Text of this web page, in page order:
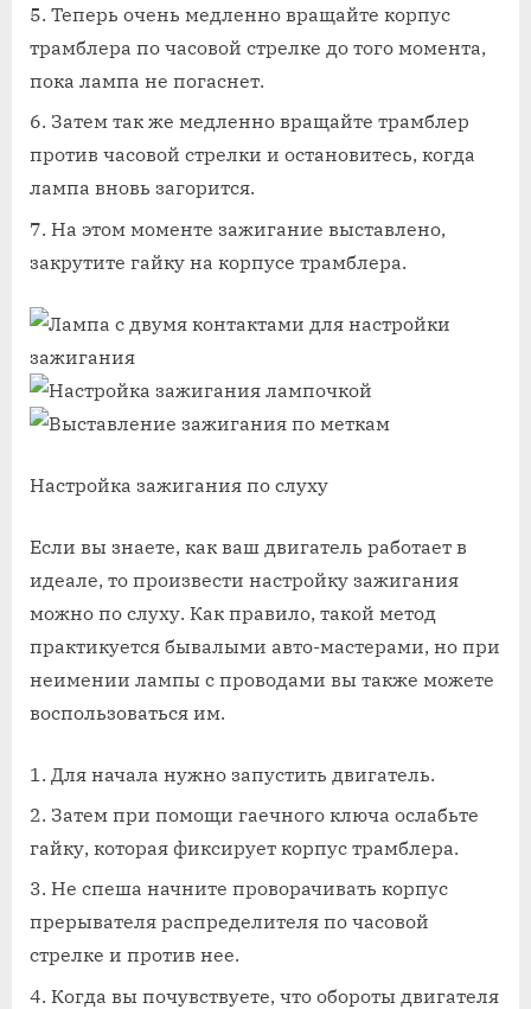
Теперь очень медленно вращайте корпус
трамблера по часовой стрелке до того момента,
пока лампа не погаснет.
Затем так же медленно вращайте трамблер
против часовой стрелки и остановитесь, когда
лампа вновь загорится.
На этом моменте зажигание выставлено,
закрутите гайку на корпусе трамблера.
Настройка зажигания по слуху
Если вы знаете, как ваш двигатель работает в
идеале, то произвести настройку зажигания
можно по слуху. Как правило, такой метод
практикуется бывалыми авто-мастерами, но при
неимении лампы с проводами вы также можете
воспользоваться им.
Для начала нужно запустить двигатель.
Затем при помощи гаечного ключа ослабьте
гайку, которая фиксирует корпус трамблера.
Не спеша начните проворачивать корпус
прерывателя распределителя по часовой
стрелке и против нее.
Когда вы почувствуете, что обороты двигателя